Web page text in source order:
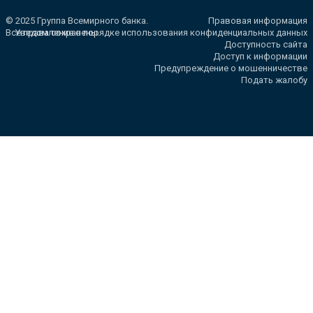
© 2025 Группа Всемирного банка.
Все права сохранены.
Правовая информация
Уведомление о порядке использования конфиденциальных данных
Доступность сайта
Доступ к информации
Предупреждение о мошенничестве
Подать жалобу